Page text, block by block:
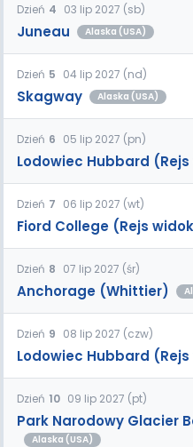
Dzień 4 03 lip 2027 (sb)
Juneau Alaska (USA)
Dzień 5 04 lip 2027 (nd)
Skagway Alaska (USA)
Dzień 6 05 lip 2027 (pn)
Lodowiec Hubbard
Dzień 7 06 lip 2027 (wt)
Fiord College (Rejs
Dzień 8 07 lip 2027 (śr)
Anchorage (Whittier)
Dzień 9 08 lip 2027 (czw)
Lodowiec Hubbard
Dzień 10 09 lip 2027 (pt)
Park Narodowy Glacier
Alaska (USA)